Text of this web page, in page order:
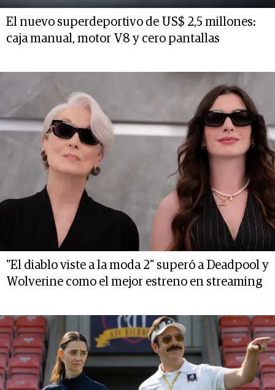
El nuevo superdeportivo de US$ 2,5 millones:
caja manual, motor V8 y cero pantallas
"El diablo viste a la moda 2" superó a Deadpool y
Wolverine como el mejor estreno en streaming